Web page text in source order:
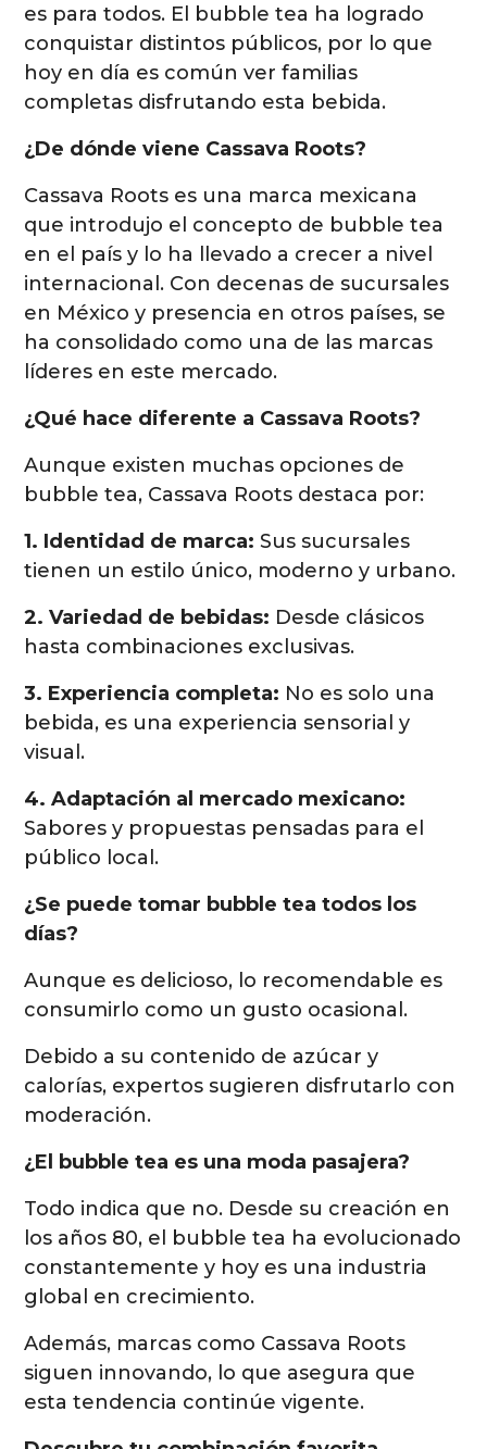
es para todos. El bubble tea ha logrado
conquistar distintos públicos, por lo que
hoy en día es común ver familias
completas disfrutando esta bebida.
¿De dónde viene Cassava Roots?
Cassava Roots es una marca mexicana
que introdujo el concepto de bubble tea
en el país y lo ha llevado a crecer a nivel
internacional. Con decenas de sucursales
en México y presencia en otros países, se
ha consolidado como una de las marcas
líderes en este mercado.
¿Qué hace diferente a Cassava Roots?
Aunque existen muchas opciones de
bubble tea, Cassava Roots destaca por:
1. Identidad de marca:Sus sucursales
tienen un estilo único, moderno y urbano.
2. Variedad de bebidas: Desde clásicos
hasta combinaciones exclusivas.
3. Experiencia completa: No es solo una
bebida, es una experiencia sensorial y
visual.
4. Adaptación al mercado mexicano:
Sabores y propuestas pensadas para el
público local.
¿Se puede tomar bubble tea todos los
días?
Aunque es delicioso, lo recomendable es
consumirlo como un gusto ocasional.
Debido a su contenido de azúcar y
calorías, expertos sugieren disfrutarlo con
moderación.
¿El bubble tea es una moda pasajera?
Todo indica que no. Desde su creación en
los años 80, el bubble tea ha evolucionado
constantemente y hoy es una industria
global en crecimiento.
Además, marcas como Cassava Roots
siguen innovando, lo que asegura que
esta tendencia continúe vigente.